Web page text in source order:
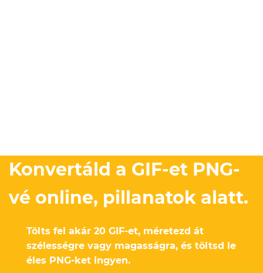
Konvertáld a GIF-et PNG-
vé online, pillanatok alatt.
Tölts fel akár 20 GIF-et, méretezd át
szélességre vagy magasságra, és töltsd le
éles PNG-ket ingyen.